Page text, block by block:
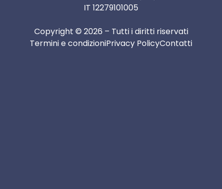
IT 12279101005
Copyright © 2026 – Tutti i diritti riservati
Termini e condizioniPrivacy PolicyContatti